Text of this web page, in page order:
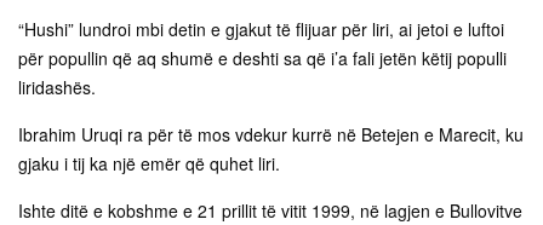
“Hushi” lundroi mbi detin e gjakut të flijuar për liri, ai jetoi e luftoi
për popullin që aq shumë e deshti sa që i’a fali jetën këtij populli
liridashës.
Ibrahim Uruqi ra për të mos vdekur kurrë në Betejen e Marecit, ku
gjaku i tij ka një emër që quhet liri.
Ishte ditë e kobshme e 21 prillit të vitit 1999, në lagjen e Bullovitve